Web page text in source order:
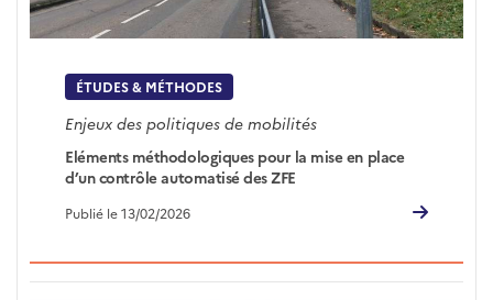
ÉTUDES & MÉTHODES
Enjeux des politiques de mobilités
Eléments méthodologiques pour la mise en place
d’un contrôle automatisé des ZFE
Publié le 13/02/2026